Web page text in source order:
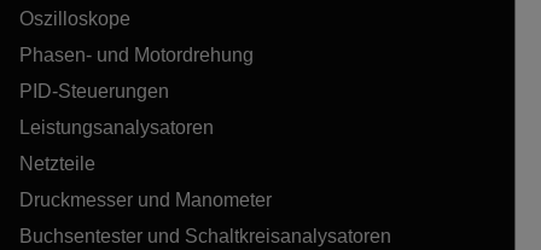
Oszilloskope
Phasen- und Motordrehung
PID-Steuerungen
Leistungsanalysatoren
Netzteile
Druckmesser und Manometer
Buchsentester und Schaltkreisanalysatoren